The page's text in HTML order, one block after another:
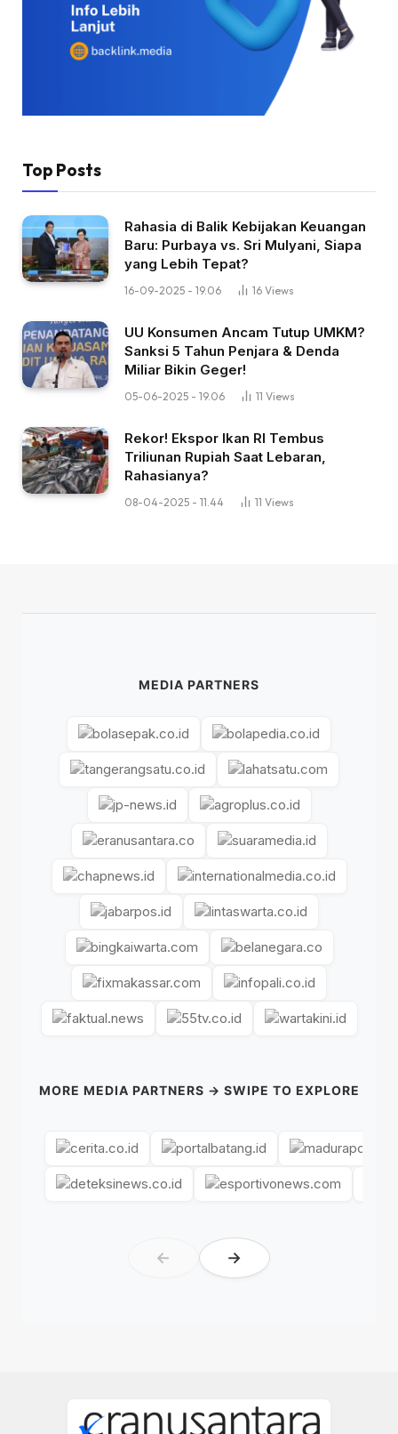
Top Posts
Rahasia di Balik Kebijakan Keuangan
Baru: Purbaya vs. Sri Mulyani, Siapa
yang Lebih Tepat?
16-09-2025 - 19.06 16 Views
UU Konsumen Ancam Tutup UMKM?
Sanksi 5 Tahun Penjara & Denda
Miliar Bikin Geger!
05-06-2025 - 19.06 11 Views
Rekor! Ekspor Ikan RI Tembus
Triliunan Rupiah Saat Lebaran,
Rahasianya?
08-04-2025 - 11.44 11 Views
MEDIA PARTNERS
MORE MEDIA PARTNERS → SWIPE TO EXPLORE
← →